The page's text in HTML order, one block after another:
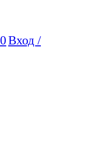
0Вход /